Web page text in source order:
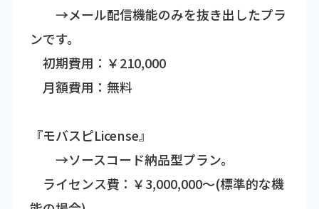
→メール配信機能のみを抜き出したプラ
ンです。
初期費用：￥210,000
月額費用：無料
『モバスピLicense』
→ソースコード納品型プラン。
ライセンス費：￥3,000,000～(標準的な機